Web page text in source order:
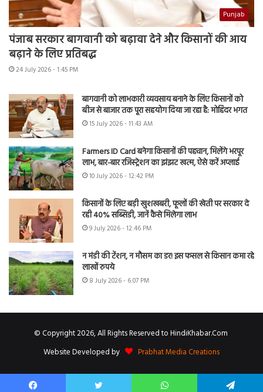
Punjab
पंजाब सरकार बागवानी को बढ़ावा देने और किसानों की आय
बढ़ाने के लिए प्रतिबद्ध
24 July 2026 - 1:45 PM
बागवानी को लाभकारी व्यवसाय बनाने के लिए किसानों को
बीज से बाजार तक पूरा सहयोग दिया जा रहा है: मोहिंदर भगत
15 July 2026 - 11:43 AM
Farmers ID Card बनेगा किसानों की पहचान, मिलेंगे भरपूर
लाभ, बार-बार रजिस्ट्रेशन का झंझट खत्म, ऐसे करें अप्लाई
10 July 2026 - 12:42 PM
किसानों के लिए बड़ी खुशखबरी, फूलों की खेती पर सरकार दे
रही 40% सब्सिडी, जानें कैसे मिलेगा लाभ
9 July 2026 - 12:46 PM
न मंडी की टेंशन, न मौसम का डर! इस फसल से किसान कमा रहे
लाखों रुपये
8 July 2026 - 6:07 PM
© Copyright 2026, All Rights Reserved to HindiKhabar.Com
Website Developed by
Prabhat Media Creations